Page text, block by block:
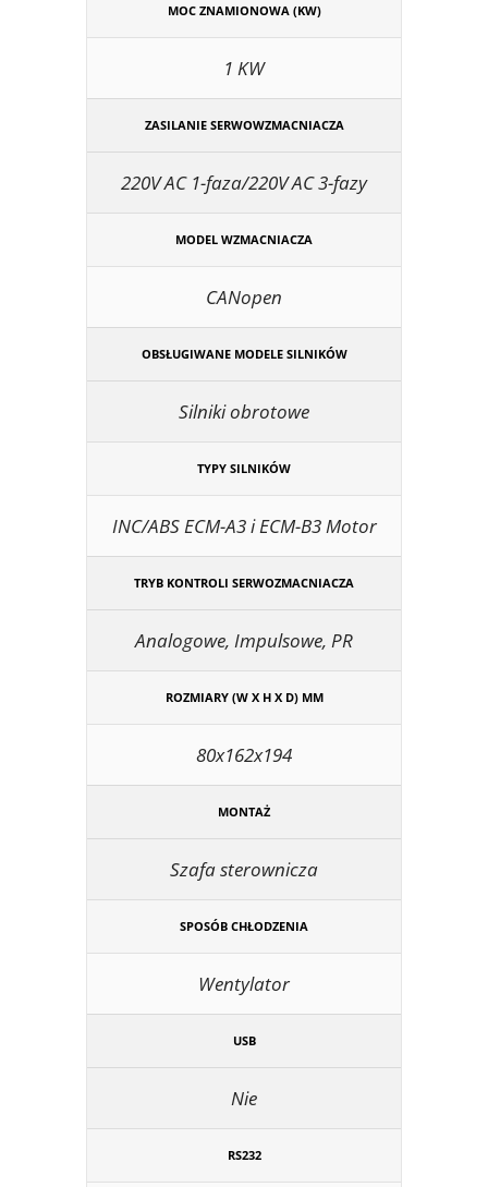
MOC ZNAMIONOWA (KW)
1 KW
ZASILANIE SERWOWZMACNIACZA
220V AC 1-faza/220V AC 3-fazy
MODEL WZMACNIACZA
CANopen
OBSŁUGIWANE MODELE SILNIKÓW
Silniki obrotowe
TYPY SILNIKÓW
INC/ABS ECM-A3 i ECM-B3 Motor
TRYB KONTROLI SERWOZMACNIACZA
Analogowe, Impulsowe, PR
ROZMIARY (W X H X D) MM
80x162x194
MONTAŻ
Szafa sterownicza
SPOSÓB CHŁODZENIA
Wentylator
USB
Nie
RS232